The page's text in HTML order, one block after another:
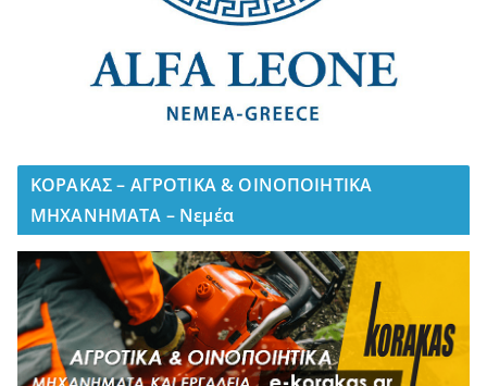
ΚΟΡΑΚΑΣ – ΑΓΡΟΤΙΚΑ & ΟΙΝΟΠΟΙΗΤΙΚΑ
ΜΗΧΑΝΗΜΑΤΑ – Νεμέα